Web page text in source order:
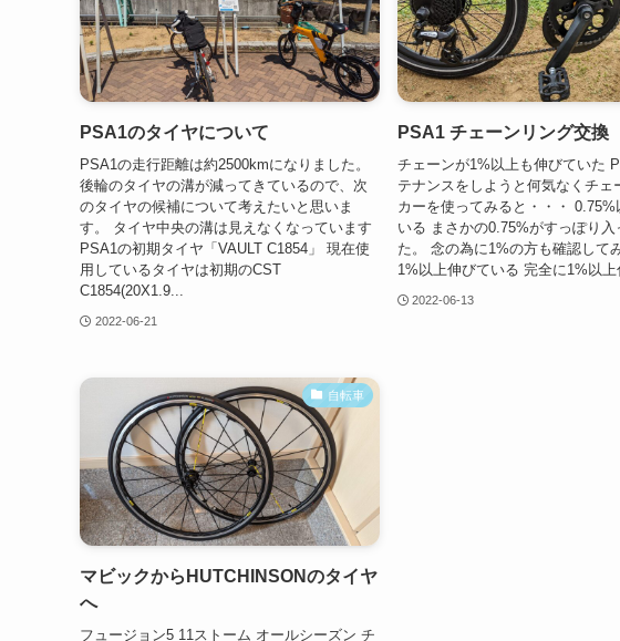
PSA1のタイヤについて
PSA1の走行距離は約2500kmになりました。
後輪のタイヤの溝が減ってきているので、次
のタイヤの候補について考えたいと思いま
す。 タイヤ中央の溝は見えなくなっています
PSA1の初期タイヤ「VAULT C1854」 現在使
用しているタイヤは初期のCST
C1854(20X1.9...
2022-06-21
PSA1 チェーンリング交換
チェーンが1%以上も伸びていた
テナンスをしようと何気なくチェ
カーを使ってみると・・・ 0.75%
いる まさかの0.75%がすっぽり入
た。 念の為に1%の方も確認して
1%以上伸びている 完全に1%以上
2022-06-13
自転車
マビックからHUTCHINSONのタイヤ
へ
フュージョン5 11ストーム オールシーズン チ